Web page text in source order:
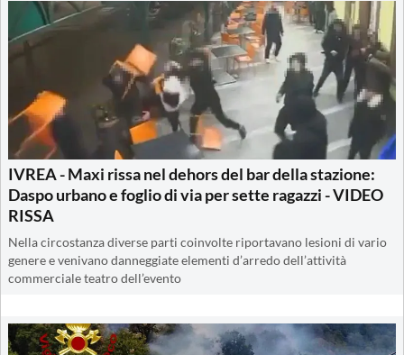
IVREA - Maxi rissa nel dehors del bar della stazione:
Daspo urbano e foglio di via per sette ragazzi - VIDEO
RISSA
Nella circostanza diverse parti coinvolte riportavano lesioni di vario
genere e venivano danneggiate elementi d’arredo dell’attività
commerciale teatro dell’evento